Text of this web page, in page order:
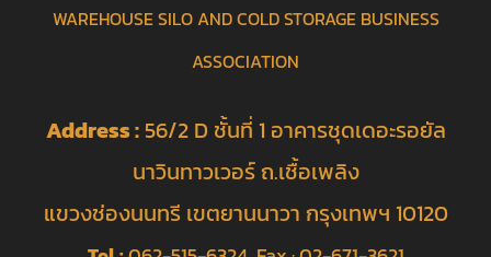
WAREHOUSE SILO AND COLD STORAGE BUSINESS
ASSOCIATION
Address :56/2 D ชั้นที่ 1 อาคารชุดเดอะรอยัล
นาวินทาวเวอร์ ถ.เชื้อเพลิง
แขวงช่องนนทรี เขตยานนาวา กรุงเทพฯ 10120